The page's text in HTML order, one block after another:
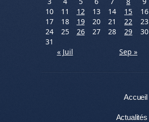
10
11 12 13 14 15
16
17
18 19 20 21 22
23
24
25 26 27 28 29
30
31
« Juil
Sep »
Accueil
Actualités